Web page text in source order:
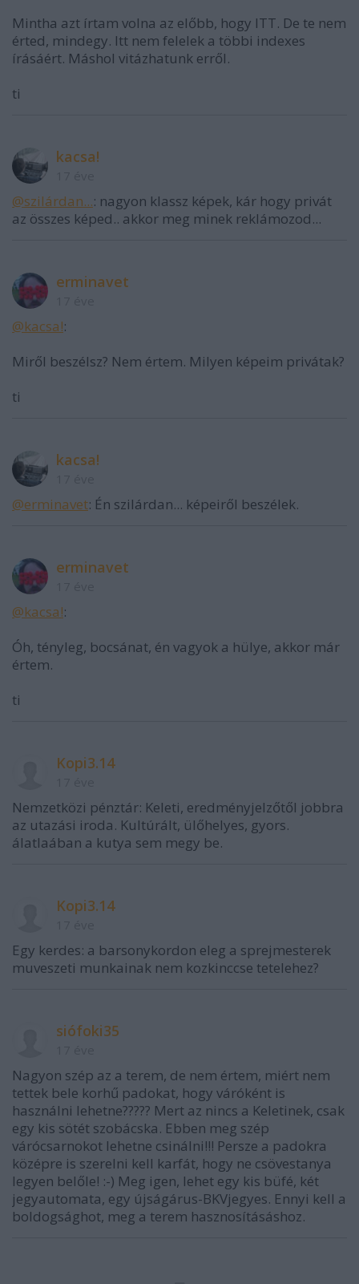
Mintha azt írtam volna az előbb, hogy ITT. De te nem
érted, mindegy. Itt nem felelek a többi indexes
írásáért. Máshol vitázhatunk erről.
ti
kacsa!
@szilárdan...: nagyon klassz képek, kár hogy privát
az összes képed.. akkor meg minek reklámozod...
erminavet
@kacsa!:
Miről beszélsz? Nem értem. Milyen képeim privátak?
ti
kacsa!
@erminavet: Én szilárdan... képeiről beszélek.
erminavet
@kacsa!:
Óh, tényleg, bocsánat, én vagyok a hülye, akkor már
értem.
ti
Kopi3.14
Nemzetközi pénztár: Keleti, eredményjelzőtől jobbra
az utazási iroda. Kultúrált, ülőhelyes, gyors.
álatlaában a kutya sem megy be.
Kopi3.14
Egy kerdes: a barsonykordon eleg a sprejmesterek
muveszeti munkainak nem kozkinccse tetelehez?
siófoki35
Nagyon szép az a terem, de nem értem, miért nem
tettek bele korhű padokat, hogy váróként is
használni lehetne????? Mert az nincs a Keletinek, csak
egy kis sötét szobácska. Ebben meg szép
várócsarnokot lehetne csinálni!!! Persze a padokra
középre is szerelni kell karfát, hogy ne csövestanya
legyen belőle! :-) Meg igen, lehet egy kis büfé, két
jegyautomata, egy újságárus-BKVjegyes. Ennyi kell a
boldogsághot, meg a terem hasznosításáshoz.